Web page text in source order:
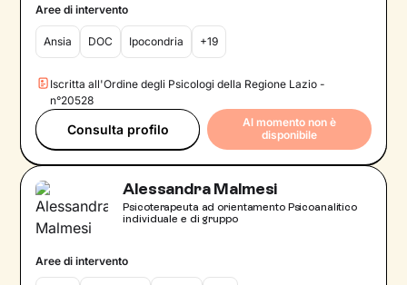
Aree di intervento
Ansia DOC Ipocondria +19
Iscritta all'Ordine degli Psicologi della Regione Lazio -
n°20528
Consulta profilo
Al momento non è
disponibile
Alessandra Malmesi
Psicoterapeuta ad orientamento Psicoanalitico
individuale e di gruppo
Aree di intervento